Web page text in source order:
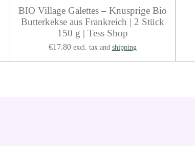
BIO Village Galettes – Knusprige Bio
Butterkekse aus Frankreich | 2 Stück
150 g | Tess Shop
€17.80 excl. tax and shipping